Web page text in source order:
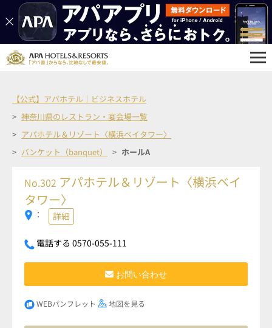
【公式】アパホテル｜ビジネスホテル
神奈川県のレストラン・宴会場一覧
アパホテル＆リゾート〈横浜ベイタワー〉
バンケット（banquet）
ホールA
No.302 アパホテル＆リゾート〈横浜ベイ
タワー〉
： 詳細
電話する 0570-055-111
お問い合わせ
WEBパンフレット 地図を見る